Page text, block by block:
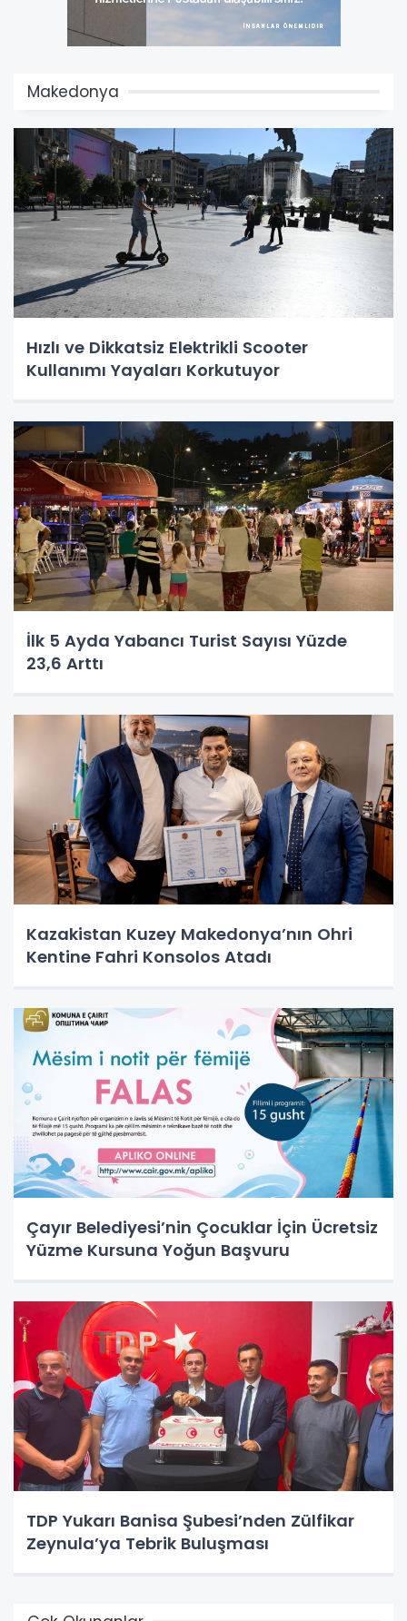
Makedonya
Hızlı ve Dikkatsiz Elektrikli Scooter
Kullanımı Yayaları Korkutuyor
İlk 5 Ayda Yabancı Turist Sayısı Yüzde
23,6 Arttı
Kazakistan Kuzey Makedonya’nın Ohri
Kentine Fahri Konsolos Atadı
Çayır Belediyesi’nin Çocuklar İçin Ücretsiz
Yüzme Kursuna Yoğun Başvuru
TDP Yukarı Banisa Şubesi’nden Zülfikar
Zeynula’ya Tebrik Buluşması